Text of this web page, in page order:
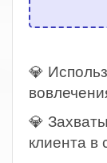
💎
💎
клиента в